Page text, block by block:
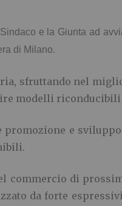
e la Giunta ad
di Milano.
sfruttando nel
modelli riconducibili
e
commercio di
da forte